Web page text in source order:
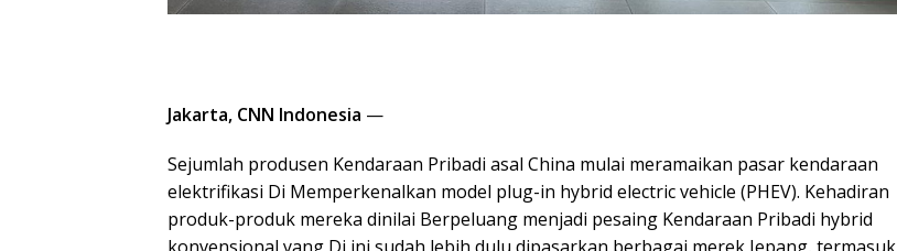
Jakarta, CNN Indonesia —
Sejumlah produsen Kendaraan Pribadi asal China mulai meramaikan pasar kendaraan
elektrifikasi Di Memperkenalkan model plug-in hybrid electric vehicle (PHEV). Kehadiran
produk-produk mereka dinilai Berpeluang menjadi pesaing Kendaraan Pribadi hybrid